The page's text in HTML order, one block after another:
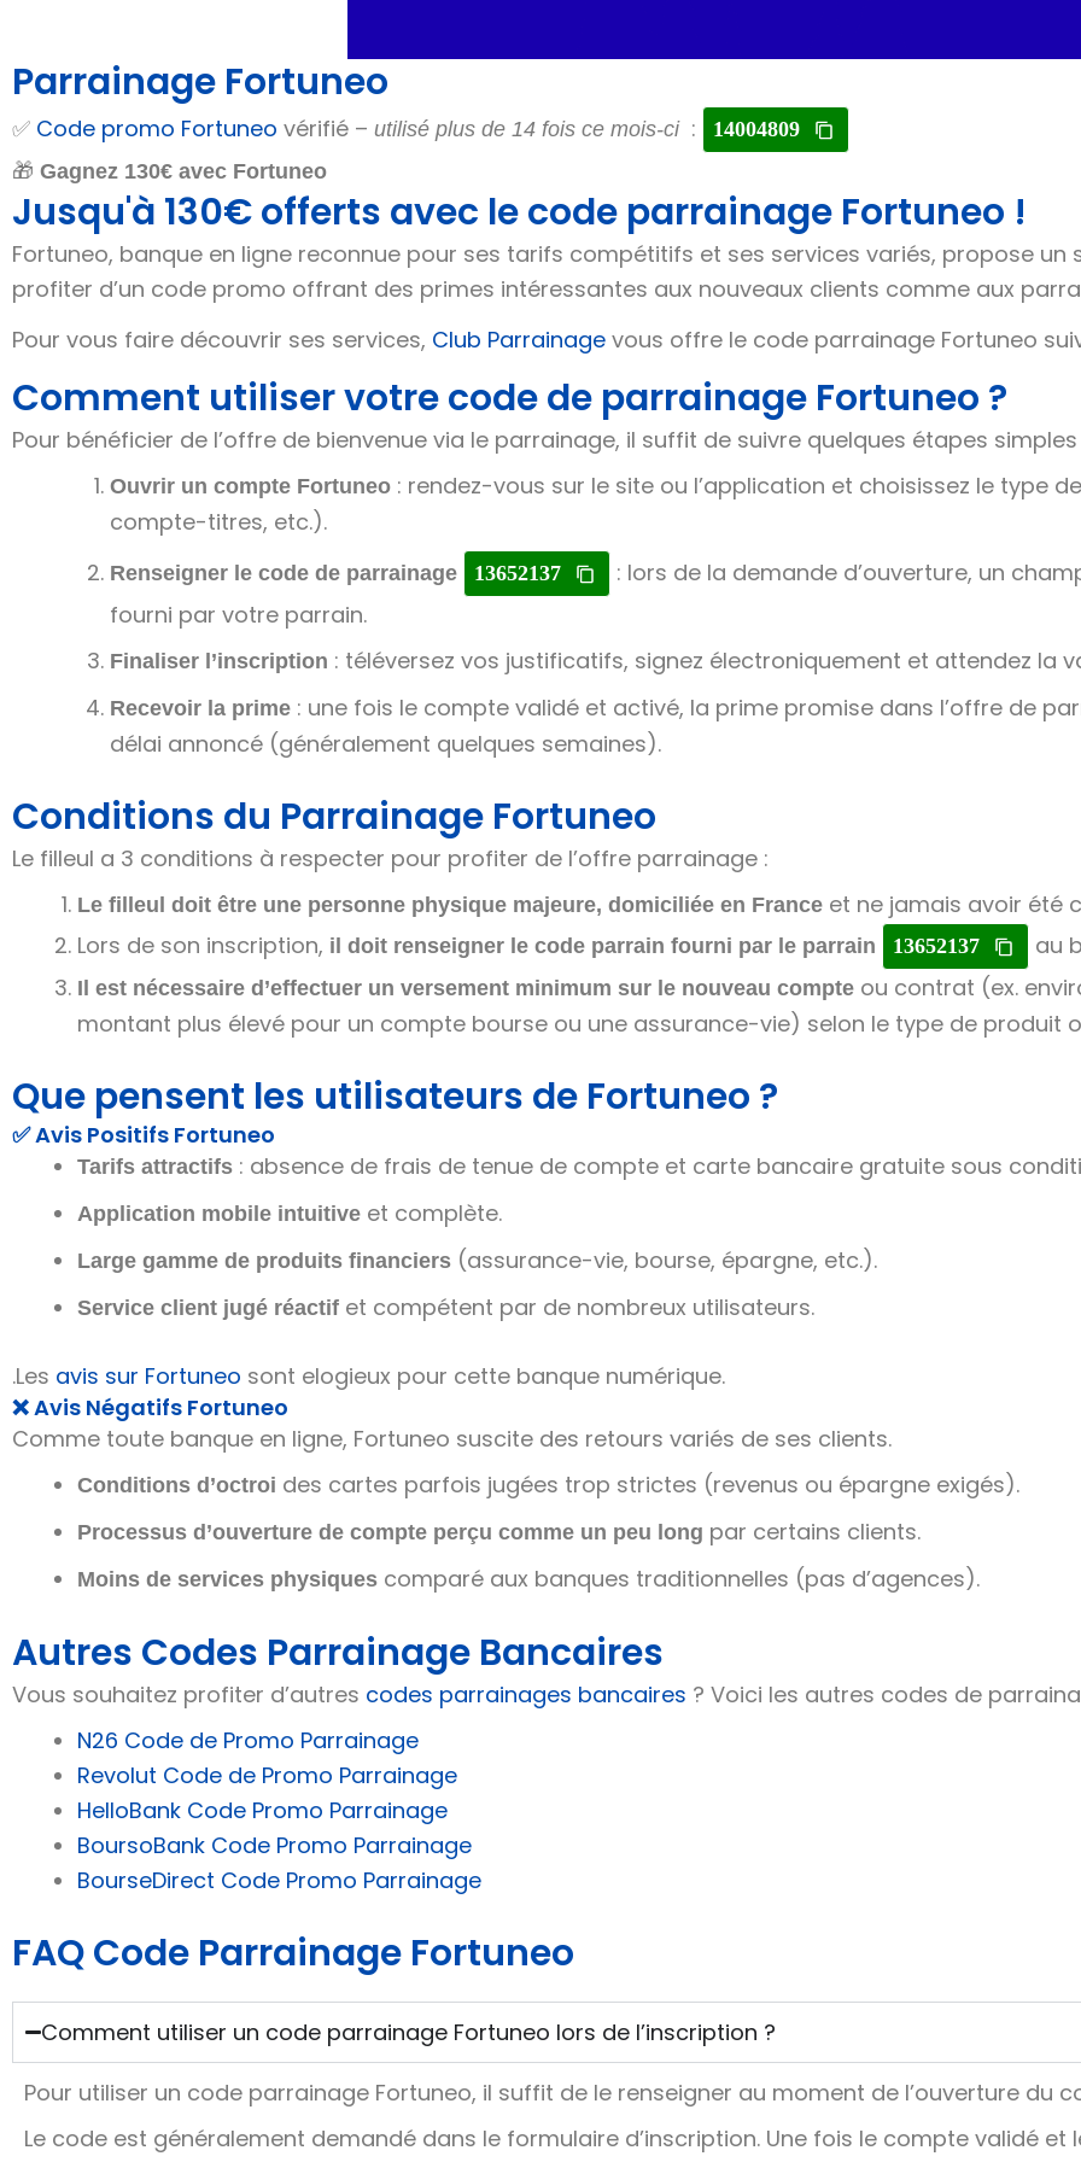
Parrainage Fortuneo
✅ Code promo Fortuneo vérifié – utilisé plus de 14 fois ce mois-ci: 14004809
🎁 Gagnez 130€ avec Fortuneo
Jusqu'à 130€ offerts avec le code parrainage Fortuneo !
Fortuneo, banque en ligne reconnue pour ses tarifs compétitifs et ses services variés, propose
profiter d’un code promo offrant des primes intéressantes aux nouveaux clients comme aux
Pour vous faire découvrir ses services, Club Parrainage vous offre le code parrainage Fortuneo
Comment utiliser votre code de parrainage Fortuneo ?
Pour bénéficier de l’offre de bienvenue via le parrainage, il suffit de suivre quelques étapes simples
Ouvrir un compte Fortuneo : rendez-vous sur le site ou l’application et choisissez le type
compte-titres, etc.).
Renseigner le code de parrainage 13652137
: lors de la demande d’ouverture, un
fourni par votre parrain.
Finaliser l’inscription : téléversez vos justificatifs, signez électroniquement et attendez la
Recevoir la prime : une fois le compte validé et activé, la prime promise dans l’offre de
délai annoncé (généralement quelques semaines).
Conditions du Parrainage Fortuneo
Le filleul a 3 conditions à respecter pour profiter de l’offre parrainage :
Le filleul doit être une personne physique majeure, domiciliée en France et ne jamais avoir été
Lors de son inscription, il doit renseigner le code parrain fourni par le parrain 13652137 au
Il est nécessaire d’effectuer un versement minimum sur le nouveau compte ou contrat (ex.
montant plus élevé pour un compte bourse ou une assurance-vie) selon le type de produit
Que pensent les utilisateurs de Fortuneo ?
✅ Avis Positifs Fortuneo
Tarifs attractifs : absence de frais de tenue de compte et carte bancaire gratuite sous
Application mobile intuitive et complète.
Large gamme de produits financiers (assurance-vie, bourse, épargne, etc.).
Service client jugé réactif et compétent par de nombreux utilisateurs.
.Les avis sur Fortuneo sont elogieux pour cette banque numérique.
❌ Avis Négatifs Fortuneo
Comme toute banque en ligne, Fortuneo suscite des retours variés de ses clients.
Conditions d’octroi des cartes parfois jugées trop strictes (revenus ou épargne exigés).
Processus d’ouverture de compte perçu comme un peu long par certains clients.
Moins de services physiques comparé aux banques traditionnelles (pas d’agences).
Autres Codes Parrainage Bancaires
Vous souhaitez profiter d’autres codes parrainages bancaires ? Voici les autres codes de
N26 Code de Promo Parrainage
Revolut Code de Promo Parrainage
HelloBank Code Promo Parrainage
BoursoBank Code Promo Parrainage
BourseDirect Code Promo Parrainage
FAQ Code Parrainage Fortuneo
Comment utiliser un code parrainage Fortuneo lors de l’inscription ?
Pour utiliser un code parrainage Fortuneo, il suffit de le renseigner au moment de l’ouverture du
Le code est généralement demandé dans le formulaire d’inscription. Une fois le compte validé